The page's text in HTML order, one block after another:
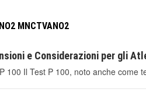
MNCTVANO2
e Considerazioni per gli
100 Il Test P 100, noto anche come